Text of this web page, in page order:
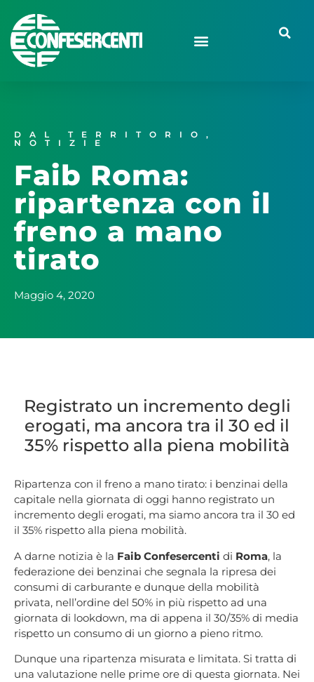
DAL TERRITORIO ,
NOTIZIE
Faib Roma:
ripartenza con il
freno a mano
tirato
Maggio 4, 2020
Registrato un incremento degli
erogati, ma ancora tra il 30 ed il
35% rispetto alla piena mobilità
Ripartenza con il freno a mano tirato: i benzinai della
capitale nella giornata di oggi hanno registrato un
incremento degli erogati, ma siamo ancora tra il 30 ed
il 35% rispetto alla piena mobilità.
A darne notizia è la Faib Confesercenti di Roma, la
federazione dei benzinai che segnala la ripresa dei
consumi di carburante e dunque della mobilità
privata, nell’ordine del 50% in più rispetto ad una
giornata di lookdown, ma di appena il 30/35% di media
rispetto un consumo di un giorno a pieno ritmo.
Dunque una ripartenza misurata e limitata. Si tratta di
una valutazione nelle prime ore di questa giornata. Nei